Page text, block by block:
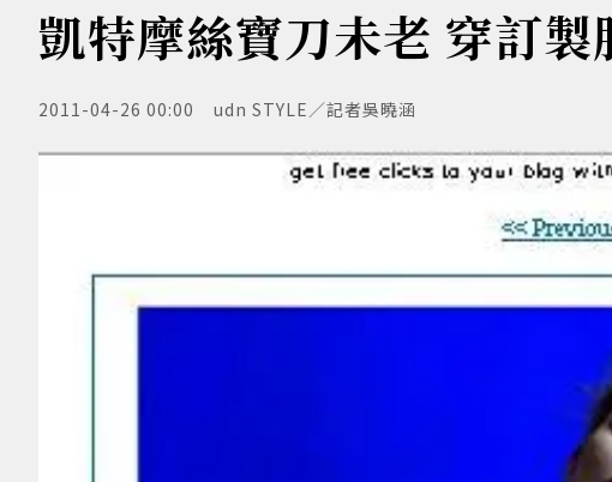
凱特摩絲寶刀未老 穿訂製
2011-04-26 00:00 udn STYLE／記者吳曉涵